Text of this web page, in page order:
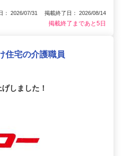
： 2026/07/31 掲載終了日： 2026/08/14
掲載終了まであと5日
住宅の介護職員
しました！